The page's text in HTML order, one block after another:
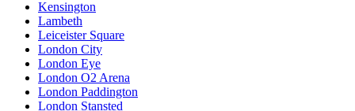
Kensington
Lambeth
Leiceister Square
London City
London Eye
London O2 Arena
London Paddington
London Stansted